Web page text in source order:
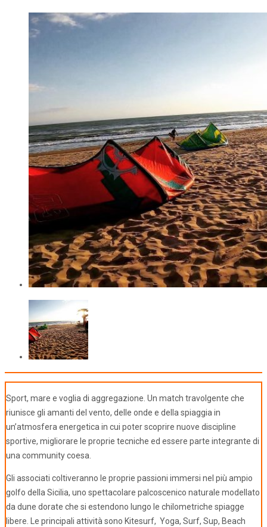
Sport, mare e voglia di aggregazione. Un match travolgente che
riunisce gli amanti del vento, delle onde e della spiaggia in
un’atmosfera energetica in cui poter scoprire nuove discipline
sportive, migliorare le proprie tecniche ed essere parte integrante di
una community coesa.
Gli associati coltiveranno le proprie passioni immersi nel più ampio
golfo della Sicilia, uno spettacolare palcoscenico naturale modellato
da dune dorate che si estendono lungo le chilometriche spiagge
libere. Le principali attività sono Kitesurf, Yoga, Surf, Sup, Beach